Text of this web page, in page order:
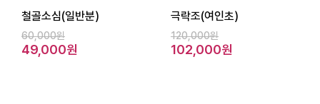
철골소심(일반분)
60,000원
49,000원
극락조(여인초)
120,000원
102,000원